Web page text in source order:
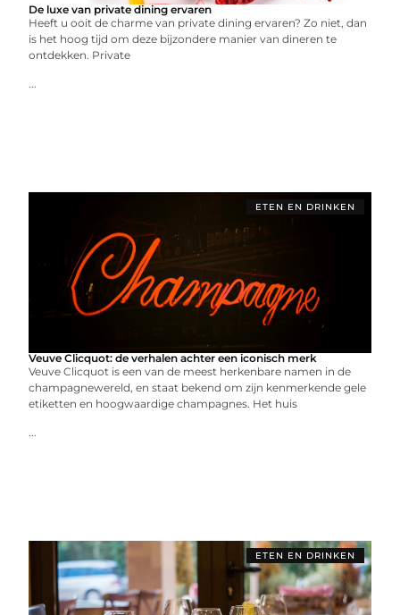
De luxe van private dining ervaren
Heeft u ooit de charme van private dining ervaren? Zo niet, dan
is het hoog tijd om deze bijzondere manier van dineren te
ontdekken. Private
...
ETEN EN DRINKEN
Veuve Clicquot: de verhalen achter een iconisch merk
Veuve Clicquot is een van de meest herkenbare namen in de
champagnewereld, en staat bekend om zijn kenmerkende gele
etiketten en hoogwaardige champagnes. Het huis
...
ETEN EN DRINKEN